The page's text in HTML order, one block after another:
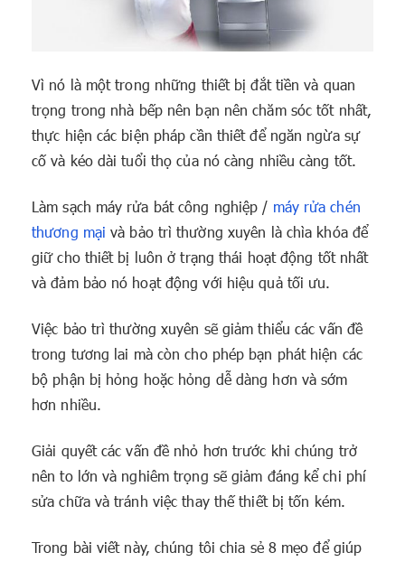
Vì nó là một trong những thiết bị đắt tiền và quan
trọng trong nhà bếp nên bạn nên chăm sóc tốt nhất,
thực hiện các biện pháp cần thiết để ngăn ngừa sự
cố và kéo dài tuổi thọ của nó càng nhiều càng tốt.
Làm sạch máy rửa bát công nghiệp / máy rửa chén
thương mại và bảo trì thường xuyên là chìa khóa để
giữ cho thiết bị luôn ở trạng thái hoạt động tốt nhất
và đảm bảo nó hoạt động với hiệu quả tối ưu.
Việc bảo trì thường xuyên sẽ giảm thiểu các vấn đề
trong tương lai mà còn cho phép bạn phát hiện các
bộ phận bị hỏng hoặc hỏng dễ dàng hơn và sớm
hơn nhiều.
Giải quyết các vấn đề nhỏ hơn trước khi chúng trở
nên to lớn và nghiêm trọng sẽ giảm đáng kể chi phí
sửa chữa và tránh việc thay thế thiết bị tốn kém.
Trong bài viết này, chúng tôi chia sẻ 8 mẹo để giúp